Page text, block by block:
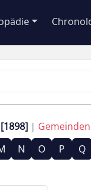
[1898] Gemeinden
N O P Q